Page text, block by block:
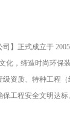
司】正式成立于
化，缔造时尚环保
资质、特种工程
工程安全文明达标